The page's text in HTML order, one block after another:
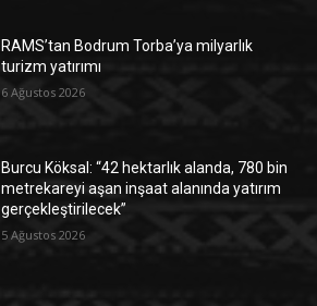
RAMS’tan Bodrum Torba’ya milyarlık
turizm yatırımı
6 Ağustos 2026
Burcu Köksal: “42 hektarlık alanda, 780 bin
metrekareyi aşan inşaat alanında yatırım
gerçekleştirilecek”
5 Ağustos 2026